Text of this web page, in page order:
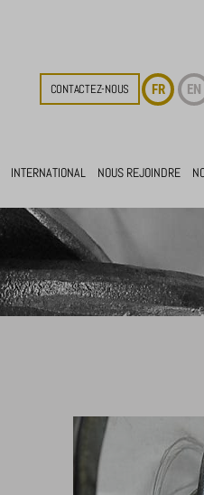
CONTACTEZ-NOUS FR EN
INTERNATIONAL NOUS REJOINDRE